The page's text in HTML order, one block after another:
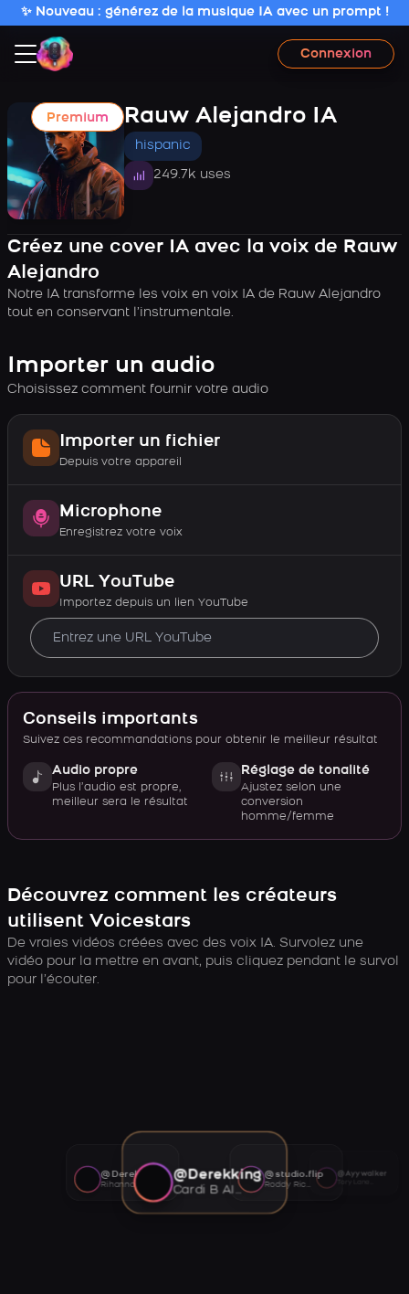
✨ Nouveau : générez de la musique IA avec un prompt !
Connexion
Premium Rauw Alejandro IA
hispanic
249.7k uses
Créez une cover IA avec la voix de Rauw
Alejandro
Notre IA transforme les voix en voix IA de Rauw Alejandro
tout en conservant l’instrumentale.
Importer un audio
Choisissez comment fournir votre audio
Importer un fichier
Depuis votre appareil
Microphone
Enregistrez votre voix
URL YouTube
Importez depuis un lien YouTube
Conseils importants
Suivez ces recommandations pour obtenir le meilleur résultat
Audio propre
Plus l’audio est propre,
meilleur sera le résultat
Réglage de tonalité
Ajustez selon une
conversion
homme/femme
Découvrez comment les créateurs
utilisent Voicestars
De vraies vidéos créées avec des voix IA. Survolez une
vidéo pour la mettre en avant, puis cliquez pendant le survol
pour l’écouter.
@Derekking
Cardi B AI voice
@studio.flip
Roddy Ricch AI voice
@Ayywalker
@Derekking
Rihanna AI voice